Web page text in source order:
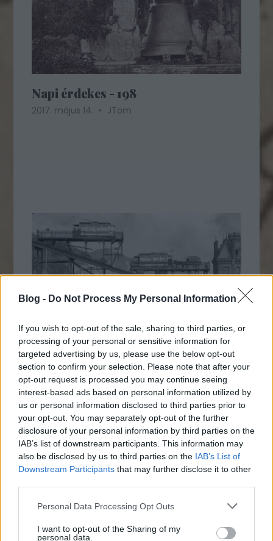
Blog - Do Not Process My Personal Information
If you wish to opt-out of the sale, sharing to third parties, or
processing of your personal or sensitive information for
targeted advertising by us, please use the below opt-out
section to confirm your selection. Please note that after your
opt-out request is processed you may continue seeing
interest-based ads based on personal information utilized by
us or personal information disclosed to third parties prior to
your opt-out. You may separately opt-out of the further
disclosure of your personal information by third parties on the
IAB’s list of downstream participants. This information may
also be disclosed by us to third parties on the IAB’s List of
Downstream Participants that may further disclose it to other
Please note that this website/app uses one or more Google
not limited to your visit or usage behaviour. You may click to
Personal Data Processing Opt Outs
I want to opt-out of the Sharing of my
personal data.
Napi érdekes - 198
2017. május 14. JTom
Napi érdekes - 174
2016. november 20.
JTom
1910-es évek. Így jutott fel a cincinnati
villamos a Mt. Adams városrészbe
Következő oldal